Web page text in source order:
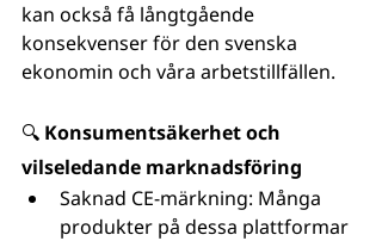
kan också få långtgående
konsekvenser för den svenska
ekonomin och våra arbetstillfällen.
🔍 Konsumentsäkerhet och
vilseledande marknadsföring
Saknad CE-märkning: Många
produkter på dessa plattformar